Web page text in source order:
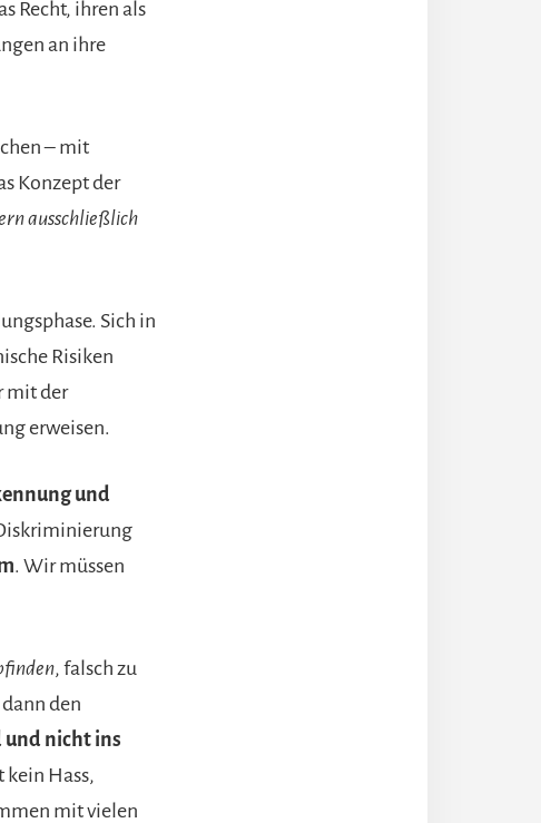
Recht, ihren als
an ihre
– mit
Konzept der
ausschließlich
Sich in
Risiken
mit der
erweisen.
und
. Wir müssen
, falsch zu
den
und nicht ins
Hass,
mit vielen